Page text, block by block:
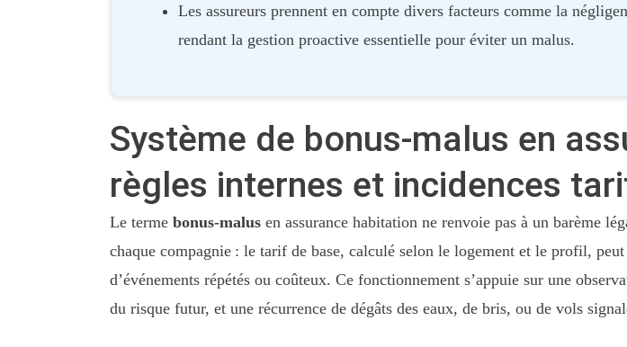
Les assureurs prennent en compte divers facteurs comme la
rendant la gestion proactive essentielle pour éviter un malus.
Système de bonus-malus en
règles internes et incidences
Le terme bonus-malus en assurance habitation ne renvoie pas à un barème
chaque compagnie : le tarif de base, calculé selon le logement et le profil, peut
d’événements répétés ou coûteux. Ce fonctionnement s’appuie sur une
du risque futur, et une récurrence de dégâts des eaux, de bris, ou de vols